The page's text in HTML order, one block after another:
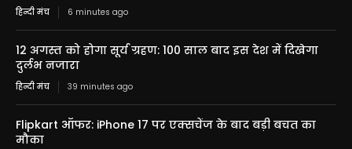
हिन्दी मंच 6 minutes ago
12 अगस्त को होगा सूर्य ग्रहण: 100 साल बाद इस देश में दिखेगा
दुर्लभ नजारा
हिन्दी मंच 39 minutes ago
Flipkart ऑफर: iPhone 17 पर एक्सचेंज के बाद बड़ी बचत का
मौका